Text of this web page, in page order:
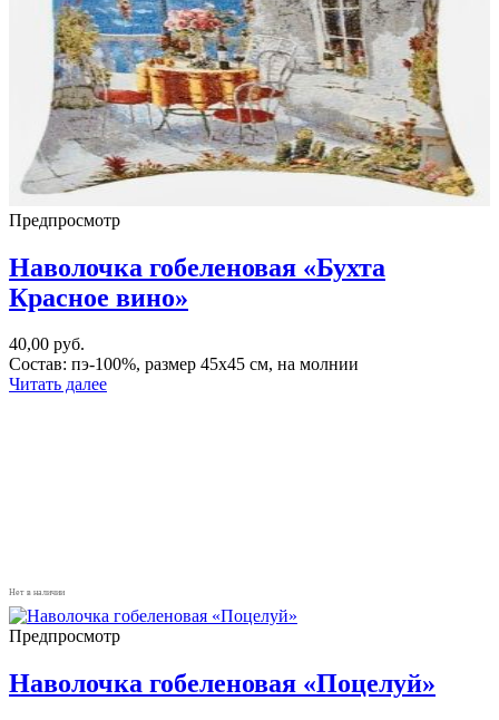
Предпросмотр
Наволочка гобеленовая «Бухта
Красное вино»
40,00 руб.
Состав: пэ-100%, размер 45х45 см, на молнии
Читать далее
Нет в наличии
Предпросмотр
Наволочка гобеленовая «Поцелуй»